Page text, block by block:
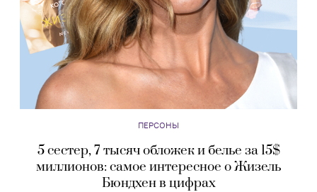
ПЕРСОНЫ
5 сестер, 7 тысяч обложек и белье за 15$
миллионов: самое интересное о Жизель
Бюндхен в цифрах